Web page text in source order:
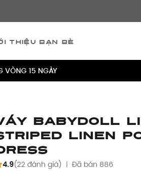
thiệu bạn bè
VÒNG 15 NGÀY
MỌI ĐƠN HÀNG
VÒNG 15 NGÀY
ĐƠN HÀNG
babydoll
Linen
4.9(22 đánh giá) Đã bán 886